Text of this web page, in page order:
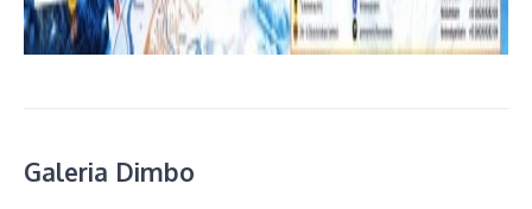
Galeria Dimbo